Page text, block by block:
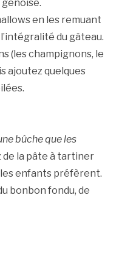
en les remuant
du gâteau.
(les champignons, le
ajoutez quelques
bûche que les
la pâte à tartiner
enfants préfèrent.
bonbon fondu, de